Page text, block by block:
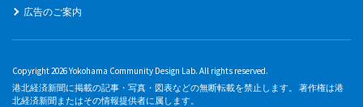
広告のご案内
Copyright 2026 Yokohama Community Design Lab. All rights reserved.
港北経済新聞に掲載の記事・写真・図表などの無断転載を禁止します。 著作権は港
北経済新聞またはその情報提供者に属します。